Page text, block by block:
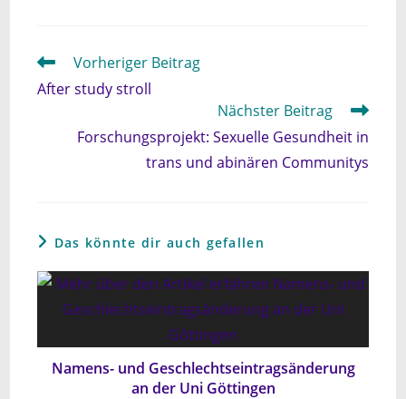
Weitere
Artikel
ansehen
Vorheriger Beitrag
After study stroll
Nächster Beitrag
Forschungsprojekt: Sexuelle Gesundheit in
trans und abinären Communitys
Das könnte dir auch gefallen
Namens- und Geschlechtseintragsänderung
an der Uni Göttingen